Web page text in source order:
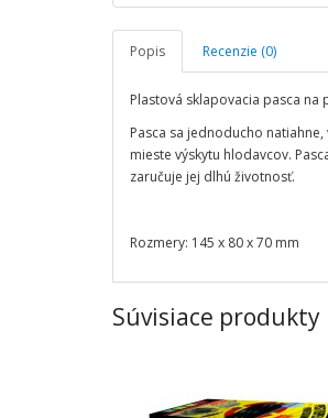
Popis Recenzie (0)
Plastová sklapovacia pasca na
Pasca sa jednoducho
mieste výskytu hlodavcov.
zaručuje jej dlhú životnosť.
Rozmery: 145 x 80 x 70 mm
Súvisiace produkty